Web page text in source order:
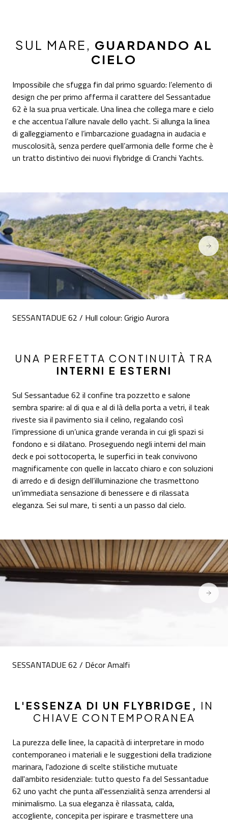
SUL MARE, GUARDANDO AL
CIELO
Impossibile che sfugga fin dal primo sguardo: l’elemento di
design che per primo afferma il carattere del Sessantadue
62 è la sua prua verticale. Una linea che collega mare e cielo
e che accentua l’allure navale dello yacht. Si allunga la linea
di galleggiamento e l’imbarcazione guadagna in audacia e
muscolosità, senza perdere quell’armonia delle forme che è
un tratto distintivo dei nuovi flybridge di Cranchi Yachts.
SESSANTADUE 62 / Hull colour: Grigio Aurora
UNA PERFETTA CONTINUITÀ TRA
INTERNI E ESTERNI
Sul Sessantadue 62 il confine tra pozzetto e salone
sembra sparire: al di qua e al di là della porta a vetri, il teak
riveste sia il pavimento sia il celino, regalando così
l’impressione di un’unica grande veranda in cui gli spazi si
fondono e si dilatano. Proseguendo negli interni del main
deck e poi sottocoperta, le superfici in teak convivono
magnificamente con quelle in laccato chiaro e con soluzioni
di arredo e di design dell’illuminazione che trasmettono
un’immediata sensazione di benessere e di rilassata
eleganza. Sei sul mare, ti senti a un passo dal cielo.
SESSANTADUE 62 / Décor Amalfi
L'ESSENZA DI UN FLYBRIDGE, IN
CHIAVE CONTEMPORANEA
La purezza delle linee, la capacità di interpretare in modo
contemporaneo i materiali e le suggestioni della tradizione
marinara, l'adozione di scelte stilistiche mutuate
dall'ambito residenziale: tutto questo fa del Sessantadue
62 uno yacht che punta all'essenzialità senza arrendersi al
minimalismo. La sua eleganza è rilassata, calda,
accogliente, concepita per ispirare e trasmettere una